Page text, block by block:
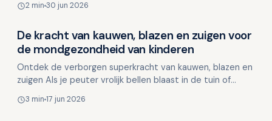
2 min 30 jun 2026
Kinderen en mondgezondheid
De kracht van kauwen, blazen en zuigen voor
de mondgezondheid van kinderen
Ontdek de verborgen superkracht van kauwen, blazen en
zuigen Als je peuter vrolijk bellen blaast in de tuin of
3 min 17 jun 2026